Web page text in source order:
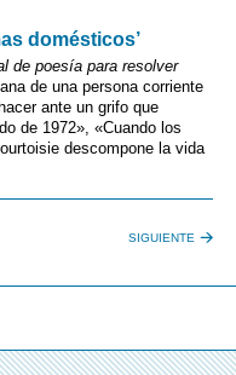
domésticos’
de poesía para resolver
de una persona corriente
ante un grifo que
de 1972», «Cuando los
descompone la vida
SIGUIENTE